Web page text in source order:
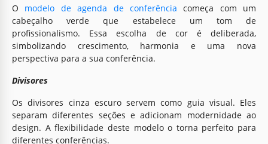
O modelo de agenda de conferência começa com um
cabeçalho verde que estabelece um tom de
profissionalismo. Essa escolha de cor é deliberada,
simbolizando crescimento, harmonia e uma nova
perspectiva para a sua conferência.
Divisores
Os divisores cinza escuro servem como guia visual. Eles
separam diferentes seções e adicionam modernidade ao
design. A flexibilidade deste modelo o torna perfeito para
diferentes conferências.